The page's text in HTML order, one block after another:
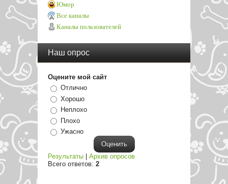
Юмор
Все каналы
Каналы пользователей
Наш опрос
Оцените мой сайт
Отлично
Хорошо
Неплохо
Плохо
Ужасно
Результаты
Архив опросов
Всего ответов: 2